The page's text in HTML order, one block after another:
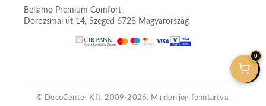
Bellamo Premium Comfort
Dorozsmai út 14, Szeged 6728 Magyarország
© DecoCenter Kft. 2009-2026. Minden jog fenntartva.
0